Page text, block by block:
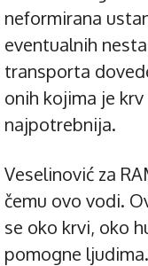
neformirana
eventualnih
transporta
onih kojima je
najpotrebnija.
Veselinović za
čemu ovo vodi.
se oko krvi, oko
pomogne